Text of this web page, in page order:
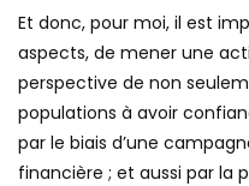
Et donc, pour moi, il est
aspects, de mener une
perspective de non
populations à avoir
par le biais d’une
financière ; et aussi par la